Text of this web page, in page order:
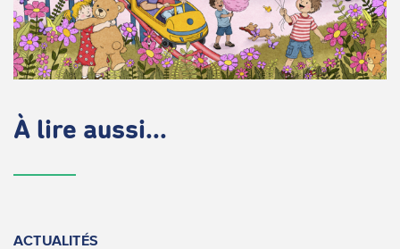
À lire aussi...
ACTUALITÉS